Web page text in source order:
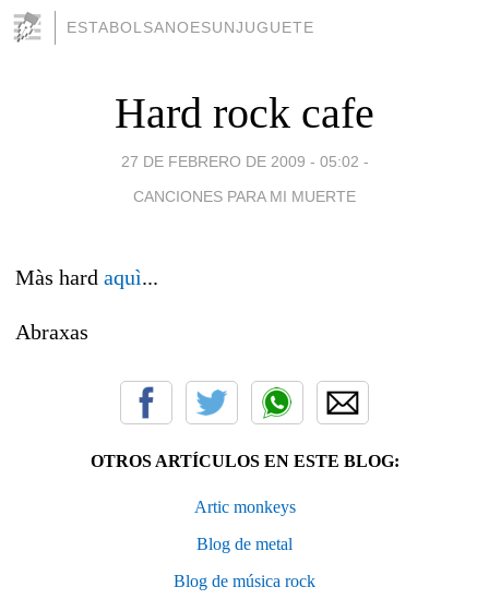
ESTABOLSANOESUNJUGUETE
Hard rock cafe
27 DE FEBRERO DE 2009 - 05:02 -
CANCIONES PARA MI MUERTE
Màs hard aquì...
Abraxas
OTROS ARTÍCULOS EN ESTE BLOG:
Artic monkeys
Blog de metal
Blog de música rock